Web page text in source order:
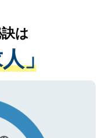
ついての厳密な
のみに付与され
取得済みです。
安心ください。
関の状況や紹介
なアドバイスを
にご転職をされ
ートが可能です
い。
は
」